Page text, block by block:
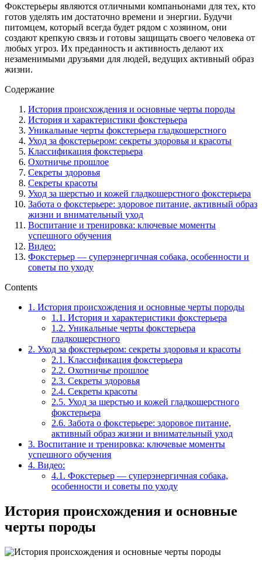
Фокстерьеры являются отличными компаньонами для тех, кто
готов уделять им достаточно времени и энергии. Будучи
питомцем, который всегда будет рядом с хозяином, они
создают крепкую связь и готовы защищать своего человека от
любых угроз. Их преданность и активность делают их
незаменимыми друзьями для людей, ведущих активный образ
жизни.
Содержание
История происхождения и основные черты породы
История и характеристики фокстерьера
Уникальные черты фокстерьера гладкошерстного
Уход за фокстерьером: секреты здоровья и красоты
Классификация фокстерьера
Охотничье прошлое
Секреты здоровья
Секреты красоты
Уход за шерстью и кожей гладкошерстного фокстерьера
Забота о фокстерьере: здоровое питание, активный образ
жизни и внимательный уход
Воспитание и тренировка: ключевые моменты
успешного обучения
Видео:
Фокстерьер — суперэнергичная собака, особенности и
советы по уходу
Contents
1. История происхождения и основные черты породы
1.1. История и характеристики фокстерьера
1.2. Уникальные черты фокстерьера
гладкошерстного
2. Уход за фокстерьером: секреты здоровья и красоты
2.1. Классификация фокстерьера
2.2. Охотничье прошлое
2.3. Секреты здоровья
2.4. Секреты красоты
2.5. Уход за шерстью и кожей гладкошерстного
фокстерьера
2.6. Забота о фокстерьере: здоровое питание,
активный образ жизни и внимательный уход
3. Воспитание и тренировка: ключевые моменты
успешного обучения
4. Видео:
4.1. Фокстерьер — суперэнергичная собака,
особенности и советы по уходу
История происхождения и основные
черты породы